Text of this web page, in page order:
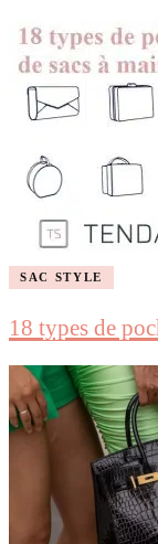
SAC STYLE
18 types de